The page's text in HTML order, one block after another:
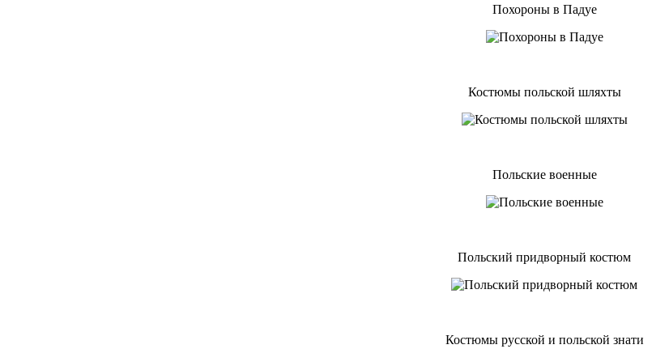
Похороны в Падуе
Костюмы польской шляхты
Польские военные
Польский придворный костюм
Костюмы русской и польской знати